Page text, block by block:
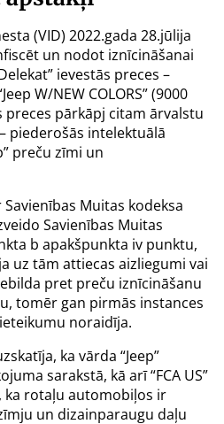
(VID) 2022.gada 28.jūlija
un nodot iznīcināšanai
ievestās preces –
W/NEW COLORS” (9000
preces pārkāpj citam ārvalstu
piederošās intelektuālā
preču zīmi un
Muitas kodeksa
Savienības Muitas
b apakšpunkta iv punktu,
uz tām attiecas aizliegumi vai
pret preču iznīcināšanu
tomēr gan pirmās instances
noraidīja.
ka vārda “Jeep”
sarakstā, kā arī “FCA US”
ka rotaļu automobiļos ir
un dizainparaugu daļu